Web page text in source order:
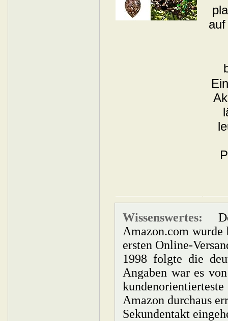
Wissenswertes:
Amazon.com wurde
ersten Online-
1998 folgte die
Angaben war es
Amazon durchaus
Sekundentakt